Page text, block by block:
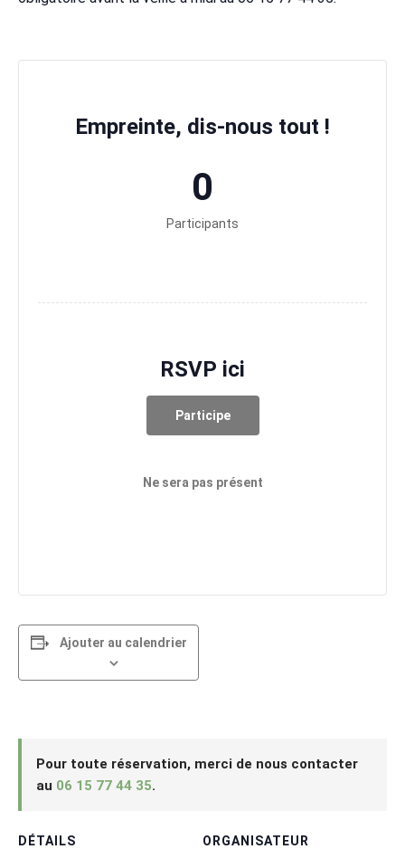
Empreinte, dis-nous tout !
0
Participants
RSVP ici
Participe
Ne sera pas présent
Ajouter au calendrier
Pour toute réservation, merci de nous contacter
au 06 15 77 44 35.
DÉTAILS
ORGANISATEUR